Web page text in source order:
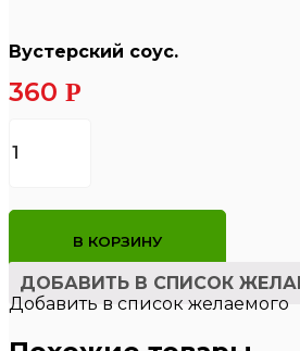
Вустерский соус.
360 Р
товара
В КОРЗИНУ
ДОБАВИТЬ В СПИСОК
Добавить в список желаемого